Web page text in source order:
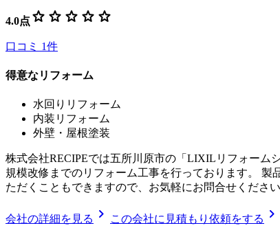
4.0点 star star star star star
口コミ 1件
得意なリフォーム
水回りリフォーム
内装リフォーム
外壁・屋根塗装
株式会社RECIPEでは五所川原市の「LIXILリフォー
規模改修までのリフォーム工事を行っております。
ただくこともできますので、お気軽にお問合せください
会社の詳細を見る chevron_right この会社に見積もり依頼をする chevron_right